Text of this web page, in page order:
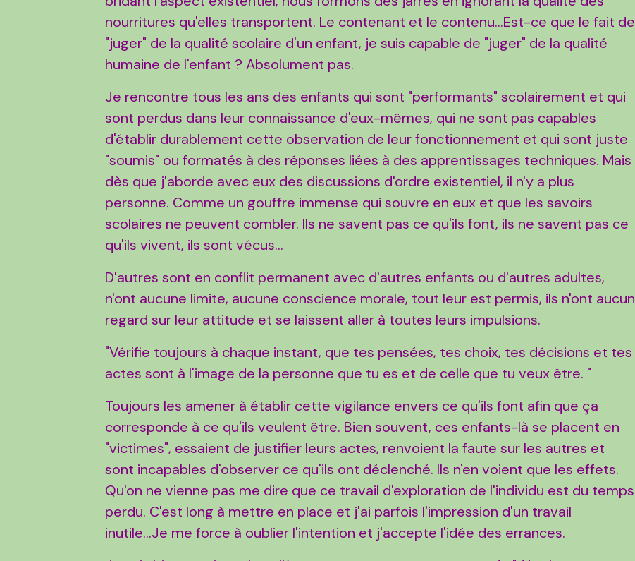
nourritures qu'elles transportent. Le contenant et le contenu...Est-ce que le fait de
"juger" de la qualité scolaire d'un enfant, je suis capable de "juger" de la qualité
humaine de l'enfant ? Absolument pas.
Je rencontre tous les ans des enfants qui sont "performants" scolairement et qui
sont perdus dans leur connaissance d'eux-mêmes, qui ne sont pas capables
d'établir durablement cette observation de leur fonctionnement et qui sont juste
"soumis" ou formatés à des réponses liées à des apprentissages techniques. Mais
dès que j'aborde avec eux des discussions d'ordre existentiel, il n'y a plus
personne. Comme un gouffre immense qui souvre en eux et que les savoirs
scolaires ne peuvent combler. Ils ne savent pas ce qu'ils font, ils ne savent pas ce
qu'ils vivent, ils sont vécus...
D'autres sont en conflit permanent avec d'autres enfants ou d'autres adultes,
n'ont aucune limite, aucune conscience morale, tout leur est permis, ils n'ont aucun
regard sur leur attitude et se laissent aller à toutes leurs impulsions.
"Vérifie toujours à chaque instant, que tes pensées, tes choix, tes décisions et tes
actes sont à l'image de la personne que tu es et de celle que tu veux être. "
Toujours les amener à établir cette vigilance envers ce qu'ils font afin que ça
corresponde à ce qu'ils veulent être. Bien souvent, ces enfants-là se placent en
"victimes", essaient de justifier leurs actes, renvoient la faute sur les autres et
sont incapables d'observer ce qu'ils ont déclenché. Ils n'en voient que les effets.
Qu'on ne vienne pas me dire que ce travail d'exploration de l'individu est du temps
perdu. C'est long à mettre en place et j'ai parfois l'impression d'un travail
inutile...Je me force à oublier l'intention et j'accepte l'idée des errances.